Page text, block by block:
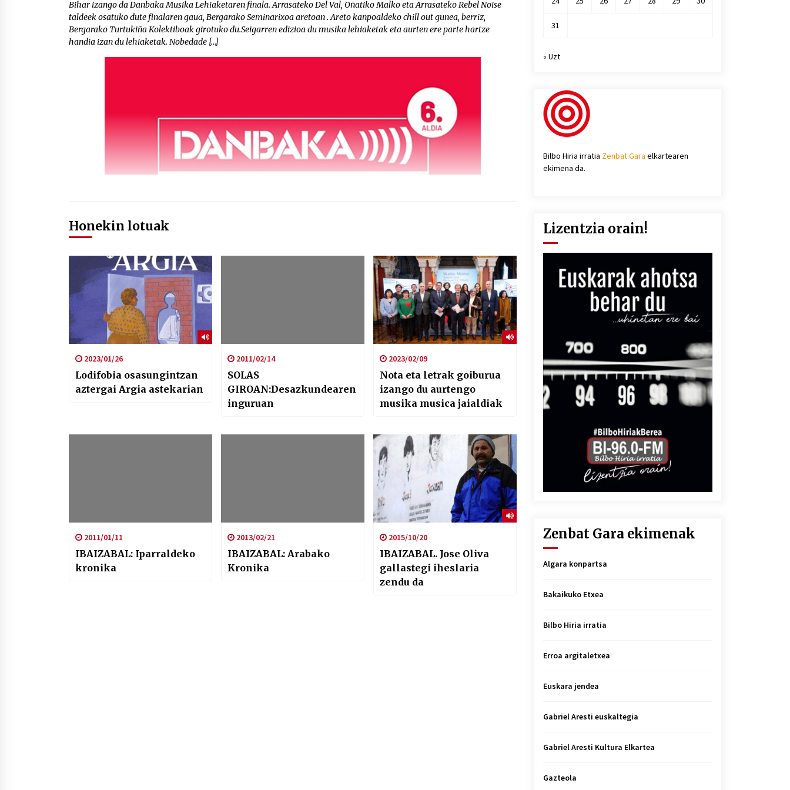
Bihar izango da Danbaka Musika Lehiaketaren finala. Arrasateko Del Val, Oñatiko Malko eta Arrasateko Rebel Noise
taldeek osatuko dute finalaren gaua, Bergarako Seminarixoa aretoan . Areto kanpoaldeko chill out gunea, berriz,
Bergarako Turtukiña Kolektiboak girotuko du.Seigarren edizioa du musika lehiaketak eta aurten ere parte hartze
handia izan du lehiaketak. Nobedade […]
Honekin lotuak
2023/01/26
Lodifobia osasungintzan
aztergai Argia astekarian
2011/02/14
SOLAS
GIROAN:Desazkundearen
inguruan
2023/02/09
Nota eta letrak goiburua
izango du aurtengo
musika musica jaialdiak
2011/01/11
IBAIZABAL: Iparraldeko
kronika
2013/02/21
IBAIZABAL: Arabako
Kronika
2015/10/20
IBAIZABAL. Jose Oliva
gallastegi iheslaria
zendu da
31
« Uzt
Bilbo Hiria irratia Zenbat Gara elkartearen
ekimena da.
Lizentzia orain!
Zenbat Gara ekimenak
Algara konpartsa
Bakaikuko Etxea
Bilbo Hiria irratia
Erroa argitaletxea
Euskara jendea
Gabriel Aresti euskaltegia
Gabriel Aresti Kultura Elkartea
Gazteola